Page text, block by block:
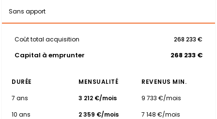
Sans apport
Coût total acquisition 268 233 €
Capital à emprunter 268 233 €
DURÉE MENSUALITÉ
REVENUS MIN.
7 ans
3 212 €/mois
9 733 €/mois
10 ans
2 359 €/mois
7 148 €/mois